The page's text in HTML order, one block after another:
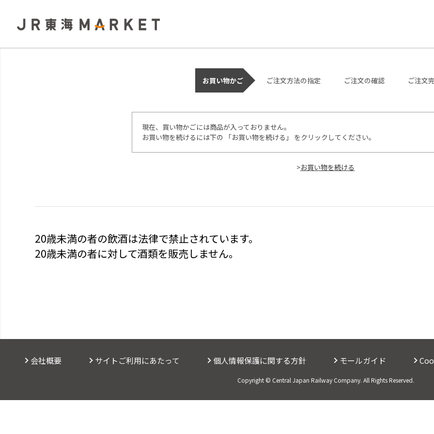
お買い物かご ご注文方法の指定 ご注文の確認 ご注文
現在、買い物かごには商品が入っておりません。
お買い物を続けるには下の 「お買い物を続ける」 をクリックしてください。
>
20歳未満の者の飲酒は法律で禁止されています。
20歳未満の者に対して酒類を販売しません。
会社概要 サイトご利用にあたって 個人情報保護に関する方針 モールガイド
Copyright © Central Japan Railway Company. All Rights Reserved.